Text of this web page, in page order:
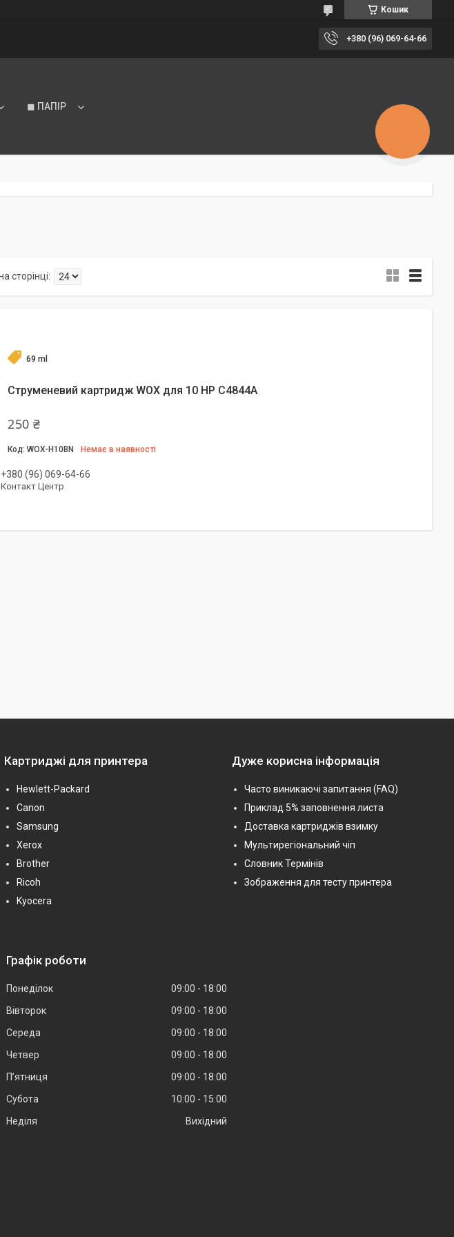
Кошик
+380 (96) 069-64-66
◼ ПАПІР
69 ml
Струменевий картридж WOX для 10 HP C4844A
250 ₴
WOX-H10BN Немає в наявності
+380 (96) 069-64-66
Контакт Центр
Картриджі для принтера
Hewlett-Packard
Canon
Samsung
Xerox
Brother
Ricoh
Kyocera
Дуже корисна інформація
Часто виникаючі запитання (FAQ)
Приклад 5% заповнення листа
Доставка картриджів взимку
Мультирегіональний чіп
Словник Термінів
Зображення для тесту принтера
Графік роботи
Понеділок 09:00
18:00
Вівторок
09:00
18:00
Середа
09:00
18:00
Четвер
09:00
18:00
Пʼятниця
09:00
18:00
Субота
10:00
15:00
Неділя
Вихідний